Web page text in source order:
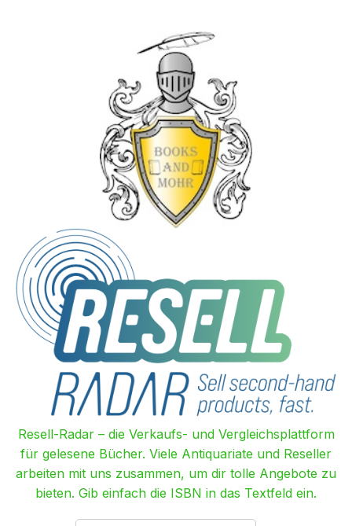
Resell-Radar – die Verkaufs- und Vergleichsplattform
für gelesene Bücher. Viele Antiquariate und Reseller
arbeiten mit uns zusammen, um dir tolle Angebote zu
bieten. Gib einfach die ISBN in das Textfeld ein.